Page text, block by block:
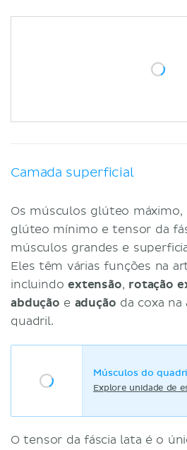
Camada profunda
Obturador interno
Camada superficial
Os músculos glúteo
glúteo mínimo e tensor da
músculos grandes e
Eles têm várias funções na
incluindo extensão, rotação
abdução e adução da coxa
quadril.
Músculos do
Explore unidade de
O tensor da fáscia lata é o